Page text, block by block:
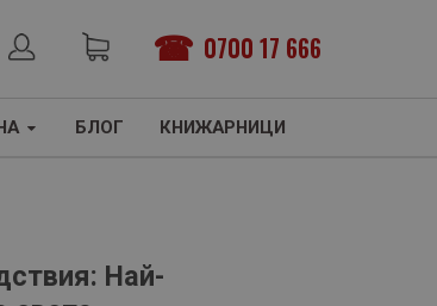
0700 17 666
БЛОГ КНИЖАРНИЦИ
Най-